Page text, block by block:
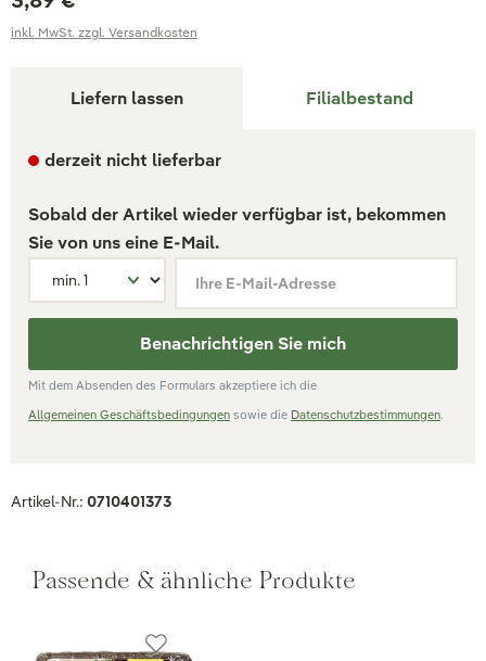
inkl. MwSt. zzgl. Versandkosten
Liefern lassen Filialbestand
derzeit nicht lieferbar
Sobald der Artikel wieder verfügbar ist, bekommen
Sie von uns eine E-Mail.
Ihre E-Mail-Adresse
Benachrichtigen Sie mich
Mit dem Absenden des Formulars akzeptiere ich die
Allgemeinen Geschäftsbedingungen sowie die Datenschutzbestimmungen.
Artikel-Nr.: 0710401373
Passende & ähnliche Produkte